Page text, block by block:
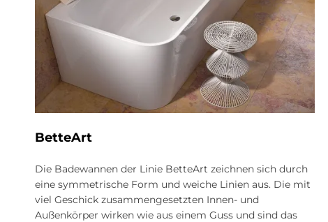
BetteArt
Die Badewannen der Linie BetteArt zeichnen sich durch
eine symmetrische Form und weiche Linien aus. Die mit
viel Geschick zusammengesetzten Innen- und
Außenkörper wirken wie aus einem Guss und sind das